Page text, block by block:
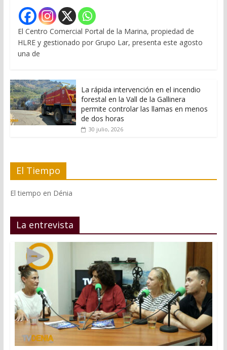
El Centro Comercial Portal de la Marina, propiedad de
HLRE y gestionado por Grupo Lar, presenta este agosto
una de
La rápida intervención en el incendio
forestal en la Vall de la Gallinera
permite controlar las llamas en menos
de dos horas
30 julio, 2026
El Tiempo
El tiempo en Dénia
La entrevista